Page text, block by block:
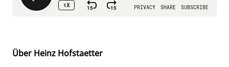
Über Heinz Hofstaetter